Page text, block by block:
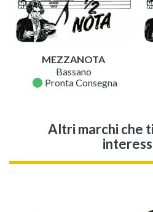
MEZZANOTA
Bassano
fiber_manual_record Pronta Consegna
Altri marchi che